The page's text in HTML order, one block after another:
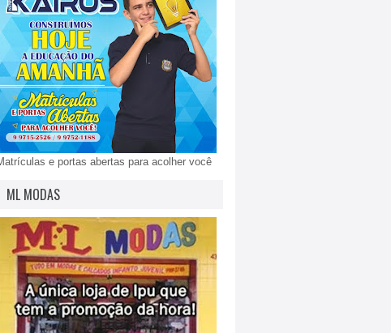
e portas abertas para acolher você
ML MODAS